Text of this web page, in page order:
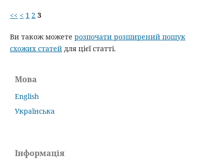
<< < 1 2 3
Ви також можете розпочати розширений пошук
схожих статейдля цієї статті.
Мова
English
Українська
Інформація